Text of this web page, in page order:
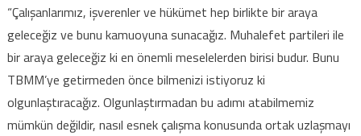
“Çalışanlarımız, işverenler ve hükümet hep birlikte bir araya
geleceğiz ve bunu kamuoyuna sunacağız. Muhalefet partileri ile
bir araya geleceğiz ki en önemli meselelerden birisi budur. Bunu
TBMM’ye getirmeden önce bilmenizi istiyoruz ki
olgunlaştıracağız. Olgunlaştırmadan bu adımı atabilmemiz
mümkün değildir, nasıl esnek çalışma konusunda ortak uzlaşmayı